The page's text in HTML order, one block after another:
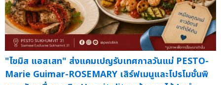
"ไซมิส แอสเสท" ส่งแคมเปญรับเทศกาลวันแม่ PESTO-
Marie Guimar-ROSEMARY เสิร์ฟเมนูและโปรโมชั่นพิ